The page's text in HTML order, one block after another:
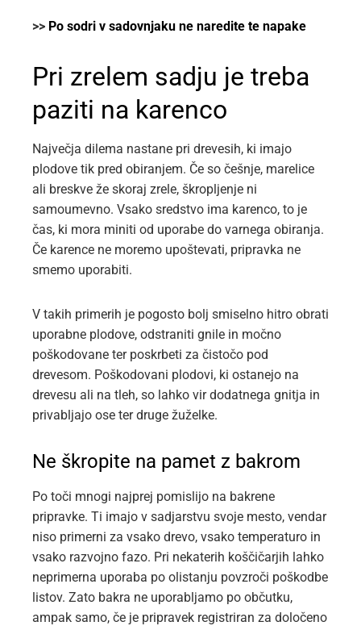
>> Po sodri v sadovnjaku ne naredite te napake
Pri zrelem sadju je treba
paziti na karenco
Največja dilema nastane pri drevesih, ki imajo
plodove tik pred obiranjem. Če so češnje, marelice
ali breskve že skoraj zrele, škropljenje ni
samoumevno. Vsako sredstvo ima karenco, to je
čas, ki mora miniti od uporabe do varnega obiranja.
Če karence ne moremo upoštevati, pripravka ne
smemo uporabiti.
V takih primerih je pogosto bolj smiselno hitro obrati
uporabne plodove, odstraniti gnile in močno
poškodovane ter poskrbeti za čistočo pod
drevesom. Poškodovani plodovi, ki ostanejo na
drevesu ali na tleh, so lahko vir dodatnega gnitja in
privabljajo ose ter druge žuželke.
Ne škropite na pamet z bakrom
Po toči mnogi najprej pomislijo na bakrene
pripravke. Ti imajo v sadjarstvu svoje mesto, vendar
niso primerni za vsako drevo, vsako temperaturo in
vsako razvojno fazo. Pri nekaterih koščičarjih lahko
neprimerna uporaba po olistanju povzroči poškodbe
listov. Zato bakra ne uporabljamo po občutku,
ampak samo, če je pripravek registriran za določeno